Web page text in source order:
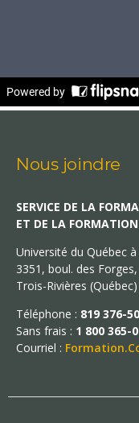
Nous joindre
SERVICE DE LA
ET DE LA
Université du Québec
3351, boul. des Forges,
Trois-Rivières
Téléphone : 819 376-
Sans frais : 1 800 365-
Courriel :